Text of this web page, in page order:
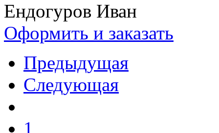
Ендогуров Иван
Оформить и заказать
Предыдущая
Следующая
1